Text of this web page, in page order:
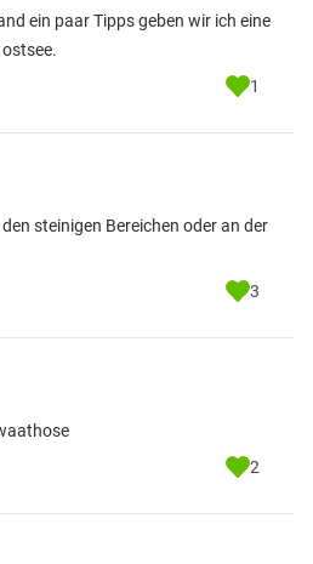
ein paar Tipps geben wir ich eine
1
steinigen Bereichen oder an der
3
2